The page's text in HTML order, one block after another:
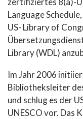
Language
US- Library of
Library (WDL)
Im Jahr 2006
Bibliotheksleiter
und schlug es der
UNESCO vor. Das